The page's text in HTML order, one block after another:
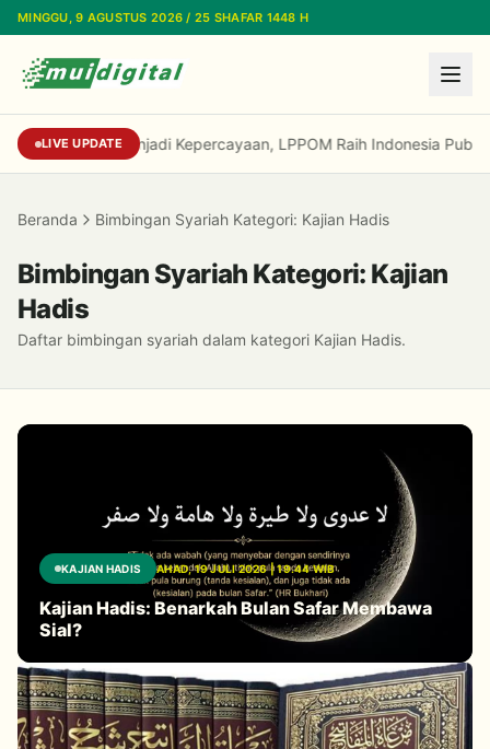
Lewati ke konten utama
MINGGU, 9 AGUSTUS 2026 / 25 SHAFAR 1448 H
LIVE UPDATE
Dari Reputasi Menjadi Kepercayaan, LPPOM Raih Indonesia Public
Beranda Bimbingan Syariah Kategori: Kajian Hadis
Bimbingan Syariah Kategori: Kajian
Hadis
Daftar bimbingan syariah dalam kategori Kajian Hadis.
KAJIAN HADIS AHAD, 19 JULI 2026 | 19.44 WIB
Kajian Hadis: Benarkah Bulan Safar Membawa
Sial?